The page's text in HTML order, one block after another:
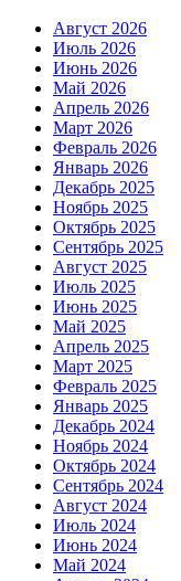
Август 2026
Июль 2026
Июнь 2026
Май 2026
Апрель 2026
Март 2026
Февраль 2026
Январь 2026
Декабрь 2025
Ноябрь 2025
Октябрь 2025
Сентябрь 2025
Август 2025
Июль 2025
Июнь 2025
Май 2025
Апрель 2025
Март 2025
Февраль 2025
Январь 2025
Декабрь 2024
Ноябрь 2024
Октябрь 2024
Сентябрь 2024
Август 2024
Июль 2024
Июнь 2024
Май 2024